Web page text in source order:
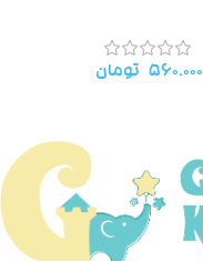
۵۶۰.۰۰۰ تومان